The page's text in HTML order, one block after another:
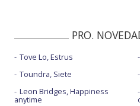
PRO.
Tove Lo, Estrus
Toundra, Siete
Leon Bridges, Happiness
anytime